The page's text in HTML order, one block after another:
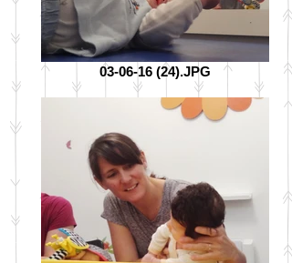
03-06-16 (24).JPG